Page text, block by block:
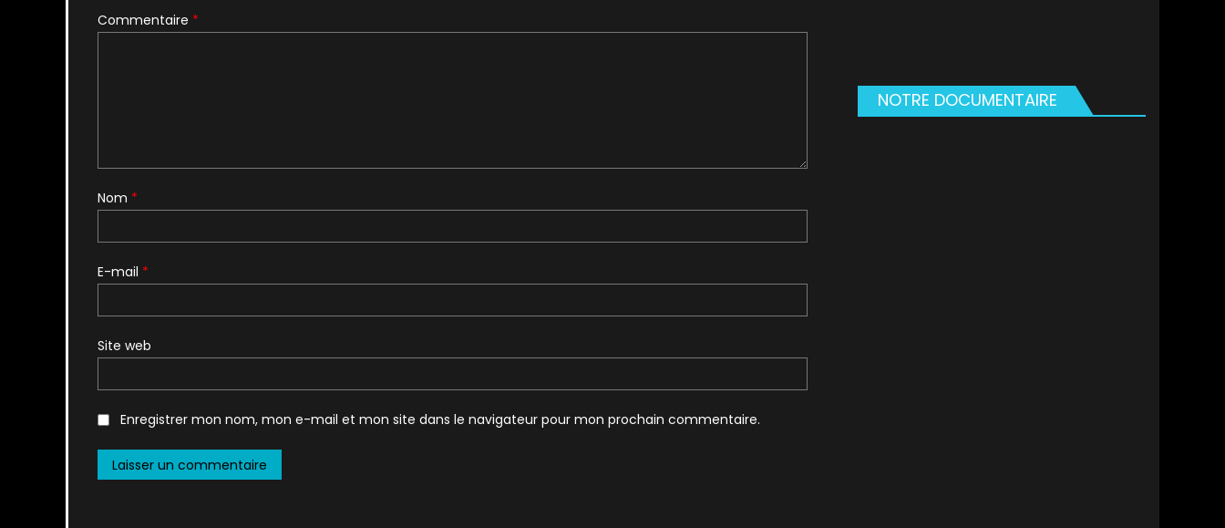
Commentaire *
Nom *
E-mail *
Site web
Enregistrer mon nom, mon e-mail et mon site dans le navigateur pour mon prochain commentaire.
NOTRE DOCUMENTAIRE